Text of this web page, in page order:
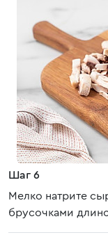
Шаг 6
Мелко натрите
брусочками